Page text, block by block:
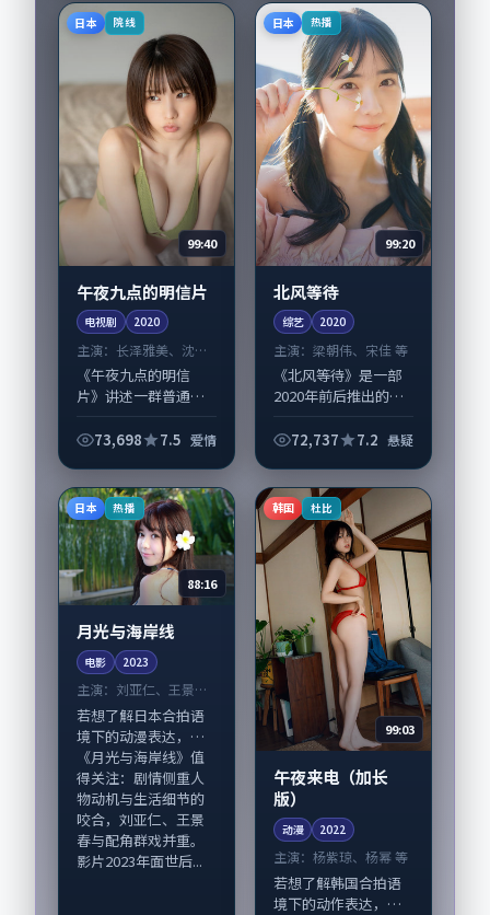
在日本完成制作协
同，2025-08-...
日本 院线
99:40
午夜九点的明信片
电视剧 2020
主演： 长泽雅美、沈腾
等
《午夜九点的明信
片》讲述一群普通人
写人生轨迹的故事，
导演王小帅擅长留白
叙事，长泽雅美、沈
腾...
73,698 7.5 爱情
日本 热播
99:20
北风等待
综艺 2020
主演：梁朝伟、宋佳 等
《北风等待》是一部
2020年前后推出的悬
执导，梁朝伟、宋
份。故事围绕当代都
市中的抉择与救赎展...
72,737 7.2 悬疑
日本 热播
88:16
月光与海岸线
电影 2023
主演： 刘亚仁、王景春
等
若想了解日本合拍语
境下的动漫表达，
《月光与海岸线》值
得关注：剧情侧重人
物动机与生活细节的
咬合，刘亚仁、王景
春与配角群戏并重。
影片2023年面世后...
韩国 杜比
99:03
午夜来电（加长
版）
动漫 2022
主演：杨紫琼、杨幂 等
若想了解韩国合拍语
境下的动作表达，